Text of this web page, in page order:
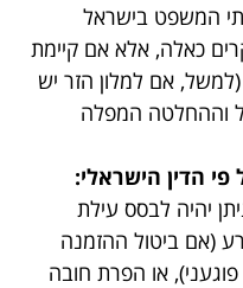
המשפט בישראל
כאלה, אלא אם קיימת
אם למלון הזר יש
וההחלטה המפלה
הדין הישראלי:
יהיה לבסס עילת
(אם ביטול ההזמנה
או הפרת חובה